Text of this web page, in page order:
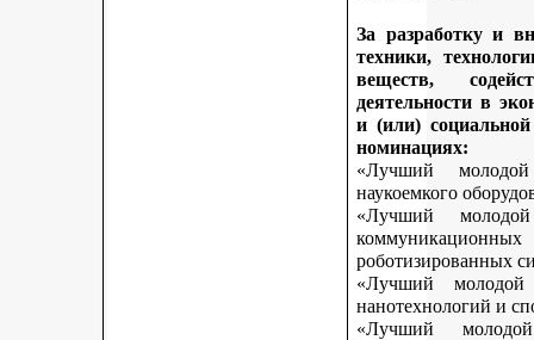
За разработку и
техники,
веществ,
деятельности в
и (или)
номинациях:
«Лучший
наукоемкого
«Лучший
роботизированных
«Лучший
нанотехнологий и
«Лучший